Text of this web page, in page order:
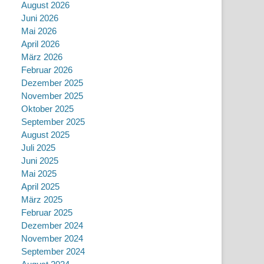
August 2026
Juni 2026
Mai 2026
April 2026
März 2026
Februar 2026
Dezember 2025
November 2025
Oktober 2025
September 2025
August 2025
Juli 2025
Juni 2025
Mai 2025
April 2025
März 2025
Februar 2025
Dezember 2024
November 2024
September 2024